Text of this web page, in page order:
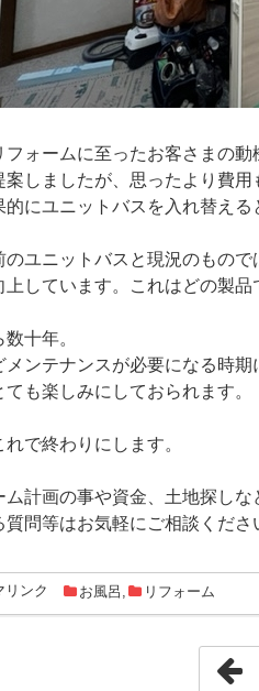
フォームに至ったお客さまの
案しましたが、思ったより費
的にユニットバスを入れ替える
のユニットバスと現況のもの
上しています。これはどの製品
十年。
メンテナンスが必要になる時期
ても楽しみにしておられます。
で終わりにします。
ム計画の事や資金、土地探し
質問等はお気軽にご相談くださ
リンク お風呂 リフォーム